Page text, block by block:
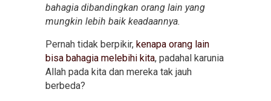
bahagia dibandingkan orang lain yang
mungkin lebih baik keadaannya.
Pernah tidak berpikir, kenapa orang lain
bisa bahagia melebihi kita, padahal karunia
Allah pada kita dan mereka tak jauh
berbeda?